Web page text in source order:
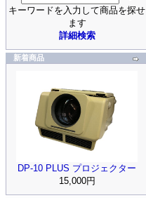
キーワードを入力して商品を探せ
ます
詳細検索
新着商品
DP-10 PLUS プロジェクター
15,000円